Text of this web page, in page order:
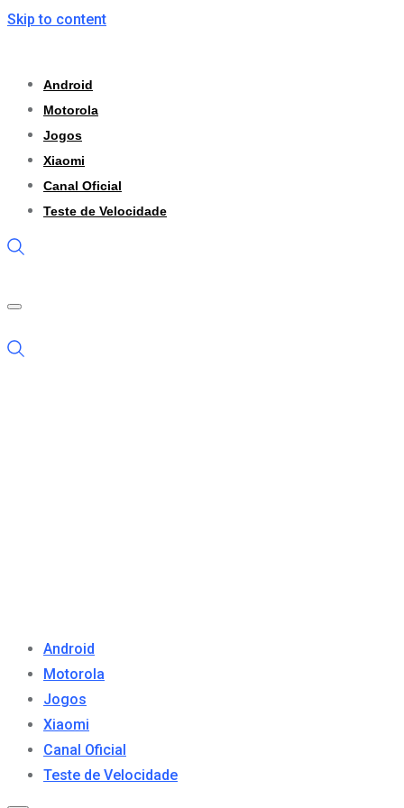
Skip to content
Android
Motorola
Jogos
Xiaomi
Canal Oficial
Teste de Velocidade
Android
Motorola
Jogos
Xiaomi
Canal Oficial
Teste de Velocidade